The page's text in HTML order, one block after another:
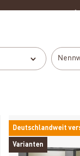
Deutschlandweit
Varianten